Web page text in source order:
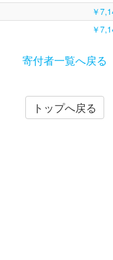
￥
￥
寄付者一覧へ戻る
トップへ戻る